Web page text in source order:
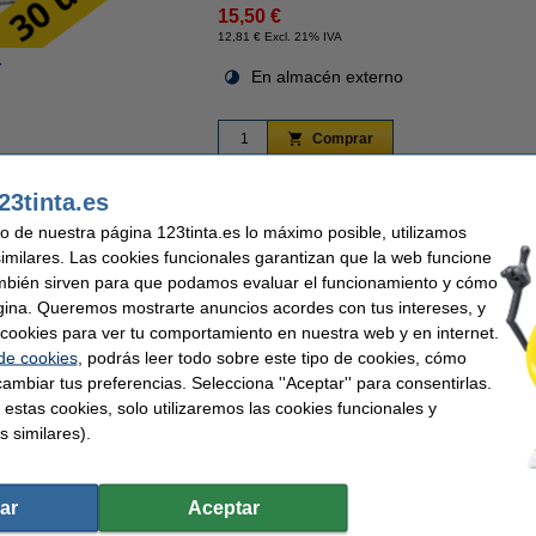
15,50 €
12,81 € Excl. 21% IVA
En almacén externo
Comprar
más barato! Garantía de por
son ideales para enviar todos sus paquetes de forma segura y ordenada.
x alto). Fabricadas en cartón de una sola capa de alta calidad, tienen un
y suciedad. Este paquete contiene 3 x 10 cajas de envío con base de cierre
tus paquetes rápidamente. Las cajas cuentan con una tira adhesiva, lo que
el destinatario puede abrir la caja fácilmente. Con estas prácticas cajas sin
de envío de 123tinta y así ahorres costes.
del 100%. 1-2-3 ¡sin preocupaciones!
de nuestra página 123tinta.es lo máximo posible, utilizamos
Las cookies funcionales garantizan que la web funcione
sirven para que podamos evaluar el funcionamiento y cómo
Queremos mostrarte anuncios acordes con tus intereses, y
para ver tu comportamiento en nuestra web y en internet.
cookies, podrás leer todo sobre este tipo de cookies, cómo
tus preferencias. Selecciona ''Aceptar'' para consentirlas.
cookies, solo utilizaremos las cookies funcionales y
similares).
Aceptar